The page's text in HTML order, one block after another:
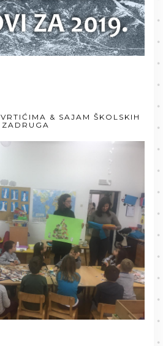
& SAJAM ŠKOLSKIH
ZADRUGA